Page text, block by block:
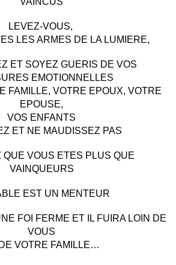
LEVEZ-VOUS,
LES ARMES DE LA LUMIERE,
ET SOYEZ GUERIS DE VOS
EMOTIONNELLES
FAMILLE, VOTRE EPOUX, VOTRE
EPOUSE,
VOS ENFANTS
ET NE MAUDISSEZ PAS
QUE VOUS ETES PLUS QUE
VAINQUEURS
EST UN MENTEUR
FOI FERME ET IL FUIRA LOIN DE
VOUS
VOTRE FAMILLE…